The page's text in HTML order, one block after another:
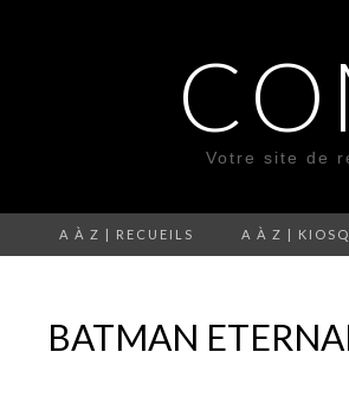
Votre site de
A À Z | RECUEILS A À Z |
BATMAN